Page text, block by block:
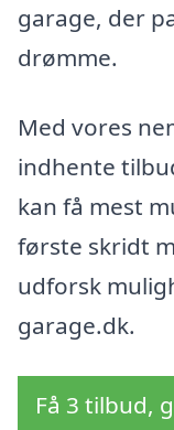
garage, der
drømme.
Med vores
indhente
kan få mest
første skridt
udforsk
garage.dk.
Få 3 tilbud,